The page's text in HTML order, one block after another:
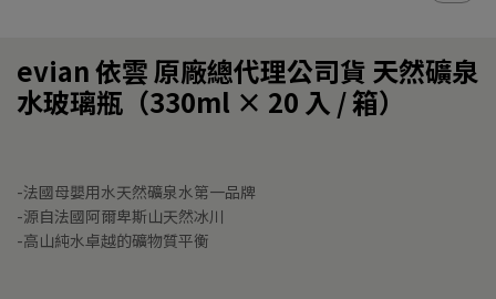
evian 依雲 原廠總代理公司貨 天然礦泉
水玻璃瓶（330ml × 20 入 / 箱）
-法國母嬰用水天然礦泉水第一品牌
-源自法國阿爾卑斯山天然冰川
-高山純水卓越的礦物質平衡